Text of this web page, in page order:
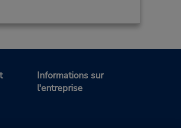
Informations sur
l'entreprise